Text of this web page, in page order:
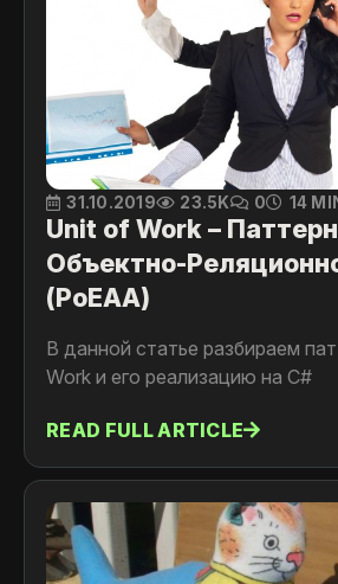
31.10.2019 23.5K 0 14
Unit of Work –
Объектно-
(PoEAA)
В данной статье разбираем
Work и его реализацию на C#
READ FULL ARTICLE